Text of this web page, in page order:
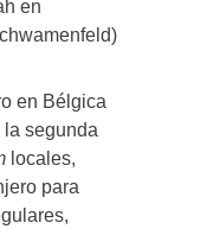
en
en Bélgica
segunda
locales,
para